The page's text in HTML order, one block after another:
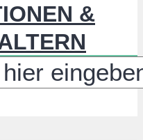
&